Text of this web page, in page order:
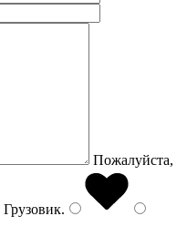
Пожалуйста,
Грузовик.